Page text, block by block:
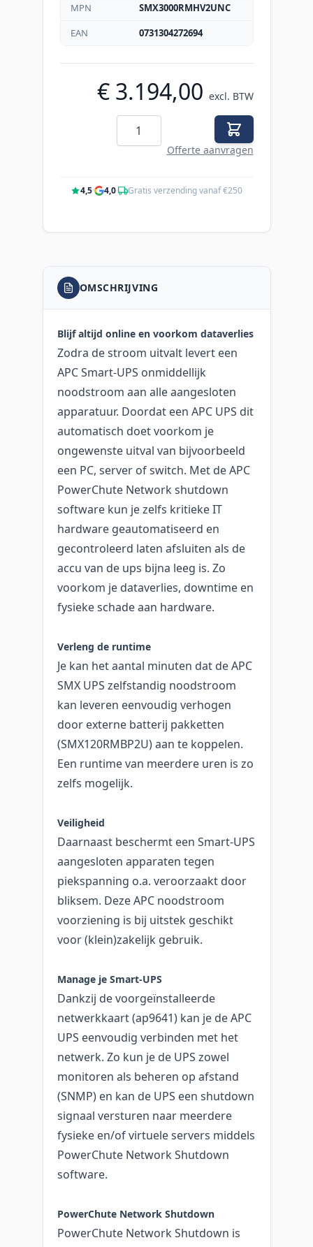
MPN
SMX3000RMHV2UNC
EAN
0731304272694
€ 3.194,00 excl. BTW
Aantal
Offerte aanvragen
4,5· 4,0· Gratis verzending vanaf €250
OMSCHRIJVING
Blijf altijd online en voorkom dataverlies
Zodra de stroom uitvalt levert een
APC Smart-UPS onmiddellijk
noodstroom aan alle aangesloten
apparatuur. Doordat een APC UPS dit
automatisch doet voorkom je
ongewenste uitval van bijvoorbeeld
een PC, server of switch. Met de APC
PowerChute Network shutdown
software kun je zelfs kritieke IT
hardware geautomatiseerd en
gecontroleerd laten afsluiten als de
accu van de ups bijna leeg is. Zo
voorkom je dataverlies, downtime en
fysieke schade aan hardware.
Verleng de runtime
Je kan het aantal minuten dat de APC
SMX UPS zelfstandig noodstroom
kan leveren eenvoudig verhogen
door externe batterij pakketten
(SMX120RMBP2U) aan te koppelen.
Een runtime van meerdere uren is zo
zelfs mogelijk.
Veiligheid
Daarnaast beschermt een Smart-UPS
aangesloten apparaten tegen
piekspanning o.a. veroorzaakt door
bliksem. Deze APC noodstroom
voorziening is bij uitstek geschikt
voor (klein)zakelijk gebruik.
Manage je Smart-UPS
Dankzij de voorgeïnstalleerde
netwerkkaart (ap9641) kan je de APC
UPS eenvoudig verbinden met het
netwerk. Zo kun je de UPS zowel
monitoren als beheren op afstand
(SNMP) en kan de UPS een shutdown
signaal versturen naar meerdere
fysieke en/of virtuele servers middels
PowerChute Network Shutdown
software.
PowerChute Network Shutdown
PowerChute Network Shutdown is